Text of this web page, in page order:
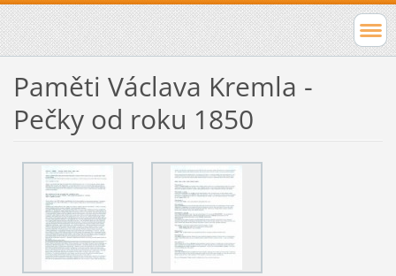
Paměti Václava Kremla -
Pečky od roku 1850